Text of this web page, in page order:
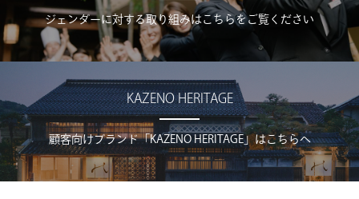
ジェンダーに対する取り組みはこちらをご覧ください
KAZENO HERITAGE
顧客向けブランド「KAZENO HERITAGE」はこちらへ